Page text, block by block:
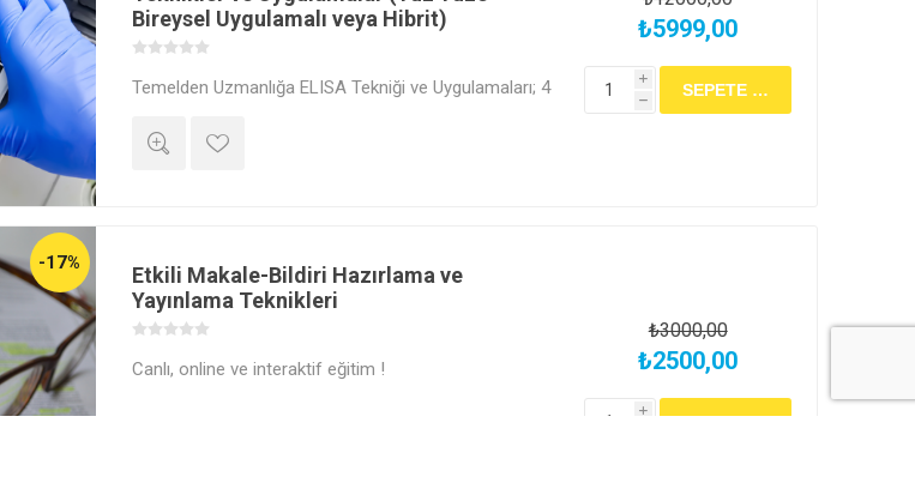
Bireysel Uygulamalı veya Hibrit)
Temelden Uzmanlığa ELISA Tekniği ve Uygulamaları; 4
yoğun eğitimle kariyerine yatırım yap! 🎉 Lab
Akademi’nin deneyimli eğitmenleri eşliğinde, hem yüz
₺5999,00
i
h
-17%
Etkili Makale-Bildiri Hazırlama ve
Yayınlama Teknikleri
Canlı, online ve interaktif eğitim !
₺3000,00
₺2500,00
i